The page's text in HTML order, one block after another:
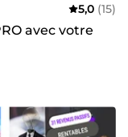
5,0 (15)
avec votre